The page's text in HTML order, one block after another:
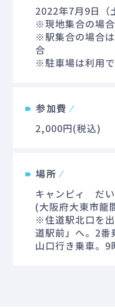
2022年7月9日（
※現地集合の場
※駅集合の場合
合
※駐車場は利用で
参加費
2,000円(税込)
場所
キャンピィ だい
(大阪府大東市龍
※住道駅北口を
道駅前」へ。2番
山口行き乗車。